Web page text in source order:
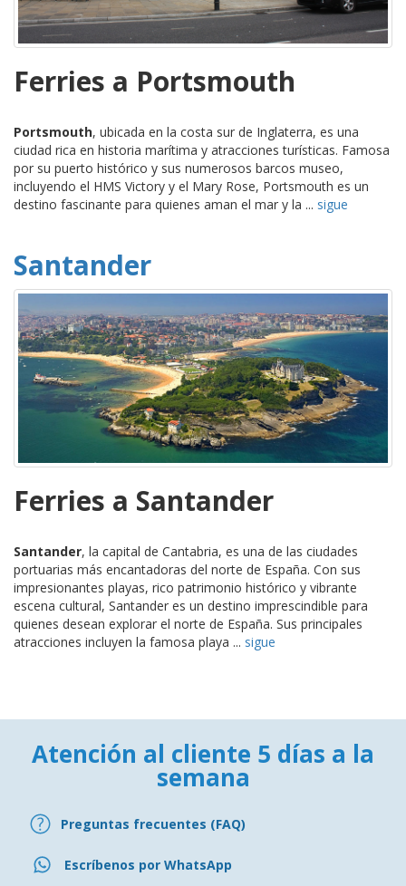
Ferries a Portsmouth
Portsmouth, ubicada en la costa sur de Inglaterra, es una
ciudad rica en historia marítima y atracciones turísticas. Famosa
por su puerto histórico y sus numerosos barcos museo,
incluyendo el HMS Victory y el Mary Rose, Portsmouth es un
destino fascinante para quienes aman el mar y la ... sigue
Santander
Ferries a Santander
Santander, la capital de Cantabria, es una de las ciudades
portuarias más encantadoras del norte de España. Con sus
impresionantes playas, rico patrimonio histórico y vibrante
escena cultural, Santander es un destino imprescindible para
quienes desean explorar el norte de España. Sus principales
atracciones incluyen la famosa playa ... sigue
Atención al cliente 5 días a la
semana
Preguntas frecuentes (FAQ)
Escríbenos por WhatsApp